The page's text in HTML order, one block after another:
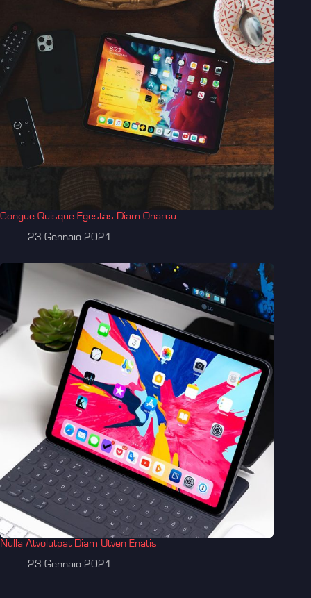
Congue Quisque Egestas Diam Onarcu
23 Gennaio 2021
Nulla Atvolutpat Diam Utven Enatis
23 Gennaio 2021